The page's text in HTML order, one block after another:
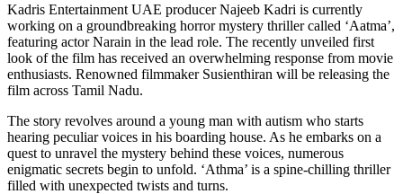
Kadris Entertainment UAE producer Najeeb Kadri is currently
working on a groundbreaking horror mystery thriller called ‘Aatma’,
featuring actor Narain in the lead role. The recently unveiled first
look of the film has received an overwhelming response from movie
enthusiasts. Renowned filmmaker Susienthiran will be releasing the
film across Tamil Nadu.
The story revolves around a young man with autism who starts
hearing peculiar voices in his boarding house. As he embarks on a
quest to unravel the mystery behind these voices, numerous
enigmatic secrets begin to unfold. ‘Athma’ is a spine-chilling thriller
filled with unexpected twists and turns.